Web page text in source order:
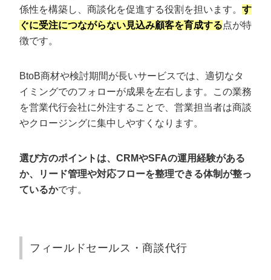
営業代行は成果報酬だと何%？
どれくらいの期間で成果が見込めますか？
営業代行なら「カリトルくん」にお任せく
ださい
係性を構築し、商談化を促進する役割を担います。 す
ぐに受注につながらない見込み顧客を育成する点が特
徴です。
BtoB商材や検討期間が長いサービスでは、適切なタ
イミングでのフォローが成果を左右します。この業務
を営業代行会社に外注することで、営業担当者は商談
やクロージングに集中しやすくなります。
選び方のポイントは、CRMやSFAの運用経験がある
か、リード管理や対応フローを整理できる体制が整っ
ているかです。
フィールドセールス・商談代行